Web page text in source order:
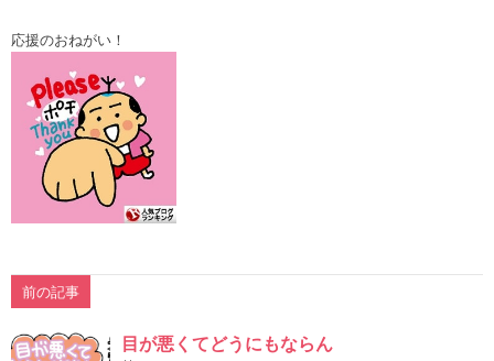
応援のおねがい！
前の記事
目が悪くてどうにもならん